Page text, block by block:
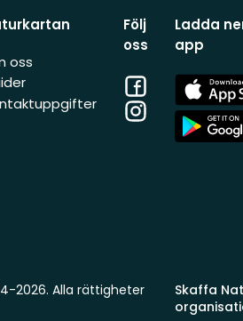
oss
Följ
oss
Facebook
Instagram
Ladda
app
App
Store
App
Store
Skaffa
2026. Alla rättigheter